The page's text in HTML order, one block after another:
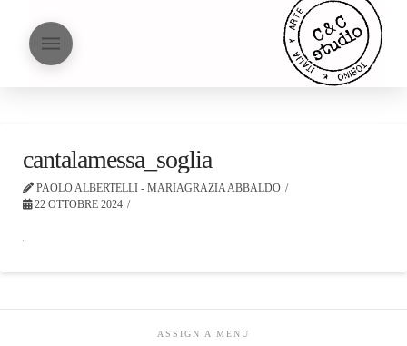
cantalamessa_soglia
PAOLO ALBERTELLI - MARIAGRAZIA ABBALDO
22 OTTOBRE 2024
ASSIGN A MENU